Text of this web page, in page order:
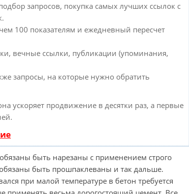
запросов, покупка самых лучших ссылок с
100 показателям и ежедневный пересчет
вечные ссылки, публикации (упоминания,
запросы, на которые нужно обратить
ускоряет продвижение в десятки раз, а первые
быть нарезаны с применением строго
быть прошпаклеваны и так дальше.
при малой температуре в бетон требуется